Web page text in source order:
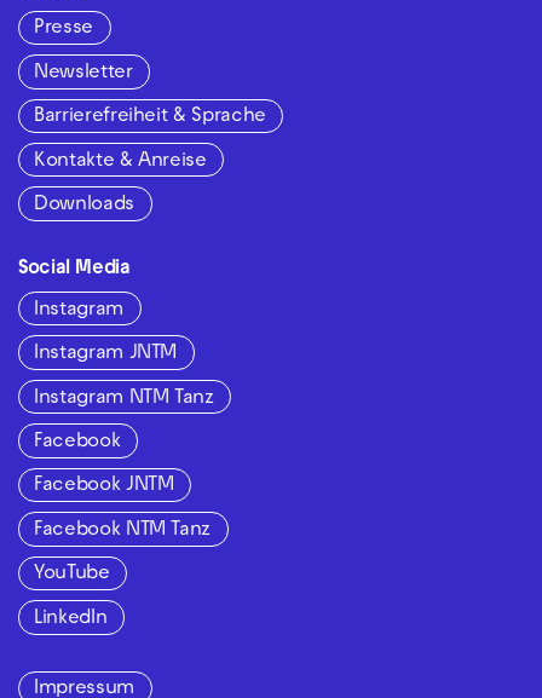
Presse
Newsletter
Barrierefreiheit & Sprache
Kontakte & Anreise
Downloads
Social Media
Instagram
Instagram JNTM
Instagram NTM Tanz
Facebook
Facebook JNTM
Facebook NTM Tanz
YouTube
LinkedIn
Impressum